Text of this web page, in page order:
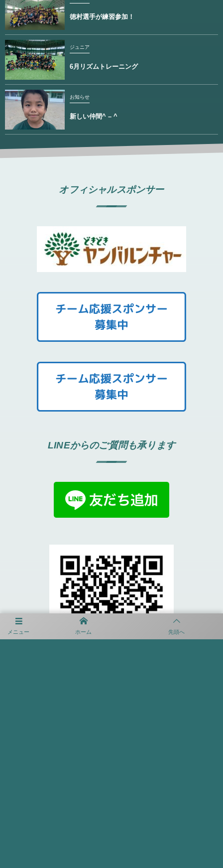
徳村選手が練習参加！
ジュニア
6月リズムトレーニング
お知らせ
新しい仲間^ – ^
メニュー ホーム 先頭へ
オフィシャルスポンサー
LINEからのご質問も承ります